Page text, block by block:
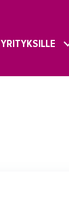
YRITYKSILLE